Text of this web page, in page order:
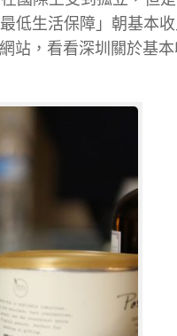
低生活保障」朝基本
網站，看看深圳關於基